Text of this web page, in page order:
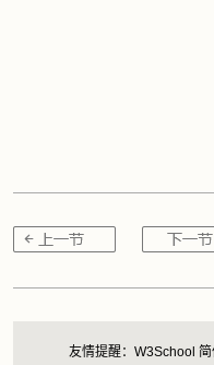
友情提醒：W3School 简